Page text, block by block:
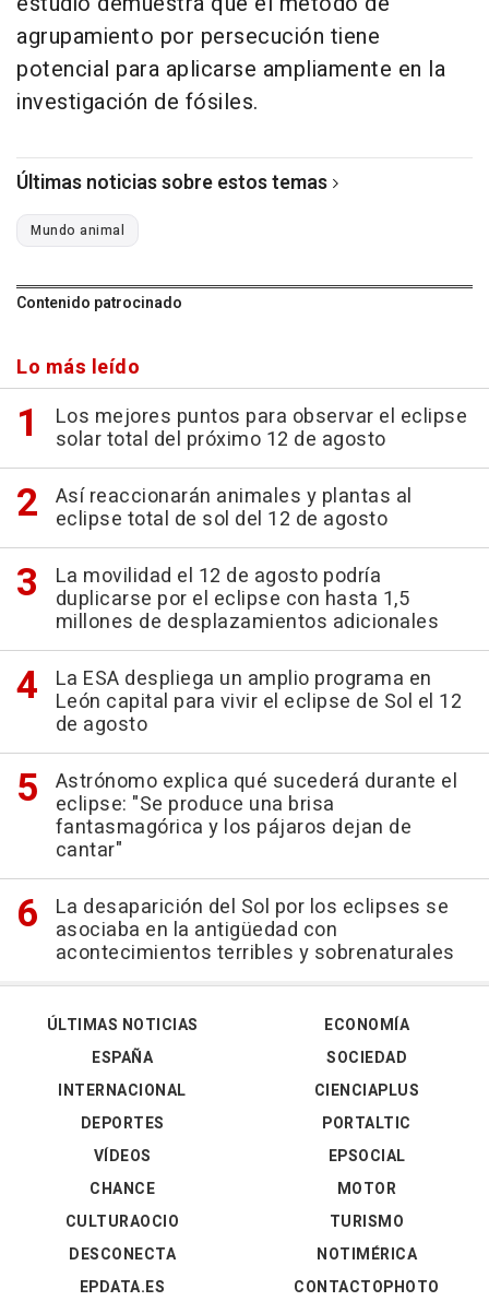
agrupamiento por persecución tiene
potencial para aplicarse ampliamente en la
investigación de fósiles.
Últimas noticias sobre estos temas
Mundo animal
Contenido patrocinado
Lo más leído
Los mejores puntos para observar el eclipse
solar total del próximo 12 de agosto
Así reaccionarán animales y plantas al
eclipse total de sol del 12 de agosto
La movilidad el 12 de agosto podría
duplicarse por el eclipse con hasta 1,5
millones de desplazamientos adicionales
La ESA despliega un amplio programa en
León capital para vivir el eclipse de Sol el 12
de agosto
Astrónomo explica qué sucederá durante el
eclipse: "Se produce una brisa
fantasmagórica y los pájaros dejan de
cantar"
La desaparición del Sol por los eclipses se
asociaba en la antigüedad con
acontecimientos terribles y sobrenaturales
ÚLTIMAS NOTICIAS
ESPAÑA
INTERNACIONAL
DEPORTES
VÍDEOS
ECONOMÍA
SOCIEDAD
CIENCIAPLUS
PORTALTIC
EPSOCIAL
CHANCE
CULTURAOCIO
DESCONECTA
EPDATA.ES
MOTOR
TURISMO
NOTIMÉRICA
CONTACTOPHOTO